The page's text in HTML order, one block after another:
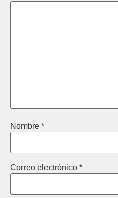
Nombre *
Correo electrónico *